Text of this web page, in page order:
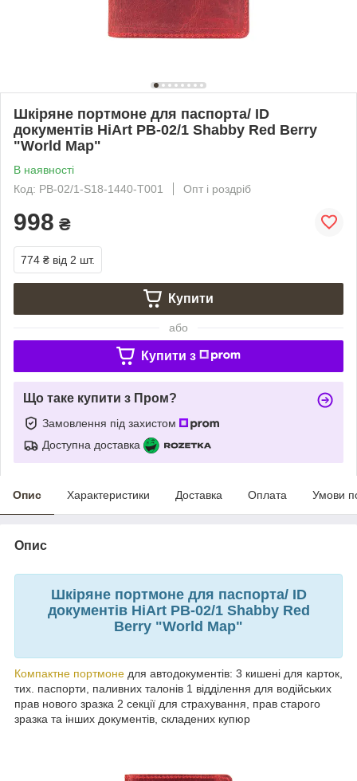
Шкіряне портмоне для паспорта/ ID
документів HiArt PB-02/1 Shabby Red Berry
"World Map"
В наявності
Код: PB-02/1-S18-1440-T001
Опт і роздріб
998 ₴
774 ₴ від 2 шт.
Купити
або
Купити з
Що таке купити з Пром?
Замовлення під захистом
Доступна доставка
Опис Характеристики Доставка Оплата Умови
Опис
Шкіряне портмоне для паспорта/ ID
документів HiArt PB-02/1 Shabby Red
Berry "World Map"
Компактне портмоне для автодокументів: 3 кишені для карток,
тих. паспорти, паливних талонів 1 відділення для водійських
прав нового зразка 2 секції для страхування, прав старого
зразка та інших документів, складених купюр